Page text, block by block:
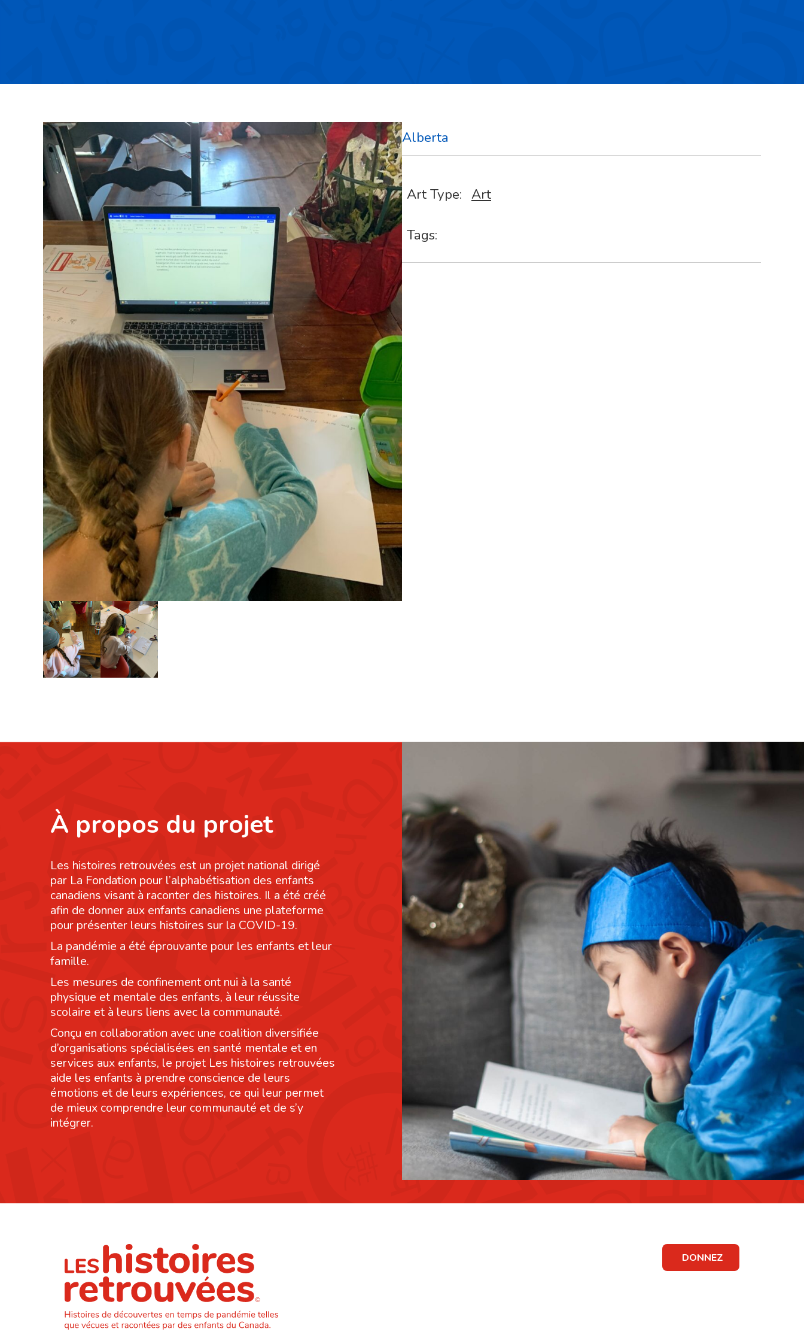
Alberta
Art Type: Art
Tags:
À propos du projet
Les histoires retrouvées est un projet national dirigé
par La Fondation pour l’alphabétisation des enfants
canadiens visant à raconter des histoires. Il a été créé
afin de donner aux enfants canadiens une plateforme
pour présenter leurs histoires sur la COVID-19.
La pandémie a été éprouvante pour les enfants et leur
famille.
Les mesures de confinement ont nui à la santé
physique et mentale des enfants, à leur réussite
scolaire et à leurs liens avec la communauté.
Conçu en collaboration avec une coalition diversifiée
d’organisations spécialisées en santé mentale et en
services aux enfants, le projet Les histoires retrouvées
aide les enfants à prendre conscience de leurs
émotions et de leurs expériences, ce qui leur permet
de mieux comprendre leur communauté et de s’y
intégrer.
DONNEZ